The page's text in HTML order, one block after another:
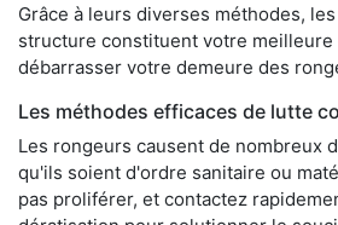
Grâce à leurs diverses méthodes,
structure constituent votre
débarrasser votre demeure des
Les méthodes efficaces de lutte
Les rongeurs causent de nombreux
qu'ils soient d'ordre sanitaire ou
pas proliférer, et contactez